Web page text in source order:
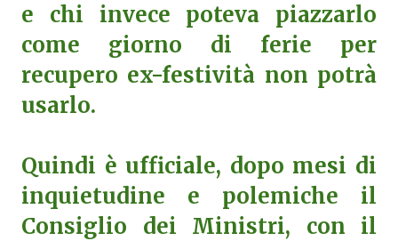
e chi invece poteva piazzarlo
come giorno di ferie per
recupero ex-festività non potrà
usarlo.
Quindi è ufficiale, dopo mesi di
inquietudine e polemiche il
Consiglio dei Ministri, con il